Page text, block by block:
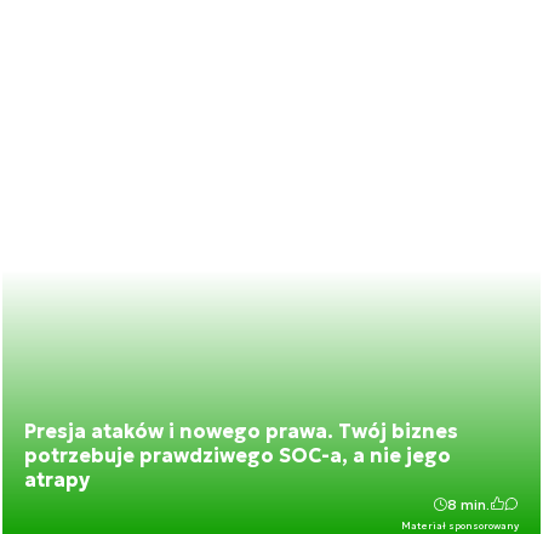
Presja ataków i nowego prawa. Twój biznes
potrzebuje prawdziwego SOC-a, a nie jego
atrapy
Materiał sponsorowany
8 min.